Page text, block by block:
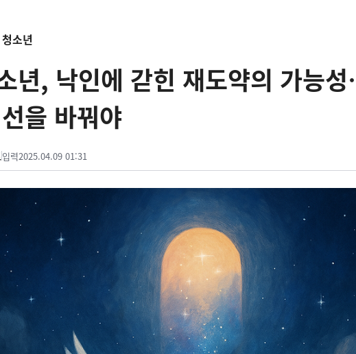
소년
년, 낙인에 갇힌 재도약의 가능
을 바꿔야
입력2025.04.09 01:31